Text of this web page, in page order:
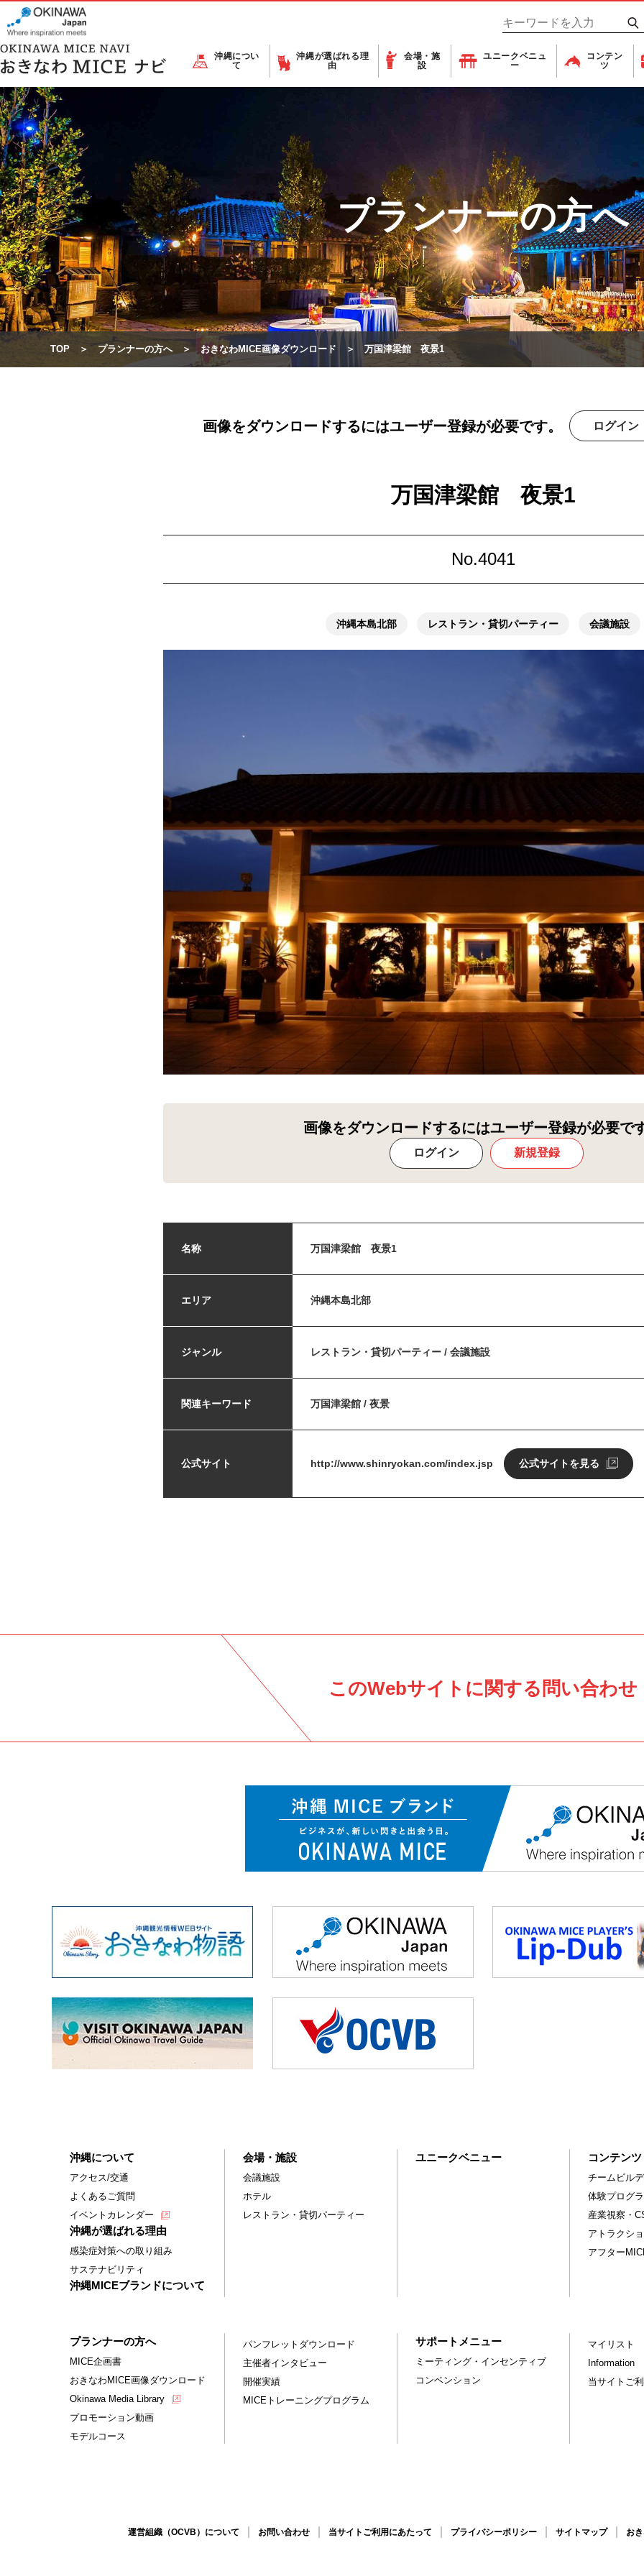
沖縄につい
て
沖縄が選ばれる理
由
会場・施
設
ユニークベニュ
ー
コンテン
ツ
プランナーの方へ
TOP プランナーの方へ おきなわMICE画像ダウンロード 万国津梁館 夜景1
画像をダウンロードするにはユーザー登録が必要です。 ログイン
万国津梁館 夜景1
No.4041
沖縄本島北部 レストラン・貸切パーティー 会議施設
画像をダウンロードするにはユーザー登録が必要で
ログイン 新規登録
名称 万国津梁館 夜景1
エリア 沖縄本島北部
ジャンル レストラン・貸切パーティー / 会議施設
関連キーワード 万国津梁館 / 夜景
公式サイト http://www.shinryokan.com/index.jsp 公式サイトを見る
このWebサイトに関する問い合わせ
沖縄について
アクセス/交通
よくあるご質問
イベントカレンダー
沖縄が選ばれる理由
感染症対策への取り組み
サステナビリティ
沖縄MICEブランドについて
会場・施設
会議施設
ホテル
レストラン・貸切パーティー
ユニークベニュー コンテンツ
チームビル
体験プログ
産業視察・
アトラクシ
アフター
プランナーの方へ
MICE企画書
おきなわMICE画像ダウンロード
Okinawa Media Library
プロモーション動画
モデルコース
パンフレットダウンロード
主催者インタビュー
開催実績
MICEトレーニングプログラム
サポートメニュー
ミーティング・インセンティブ
コンベンション
マイリスト
Information
当サイトご
運営組織（OCVB）について お問い合わせ 当サイトご利用にあたって プライバシーポリシー サイトマップ お